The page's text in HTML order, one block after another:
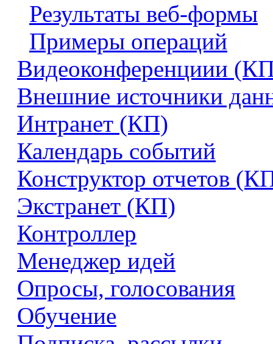
Результаты веб-формы
Примеры операций
Видеоконференциии
Внешние источники
Интранет (КП)
Календарь событий
Конструктор отчетов
Экстранет (КП)
Контроллер
Менеджер идей
Опросы, голосования
Обучение